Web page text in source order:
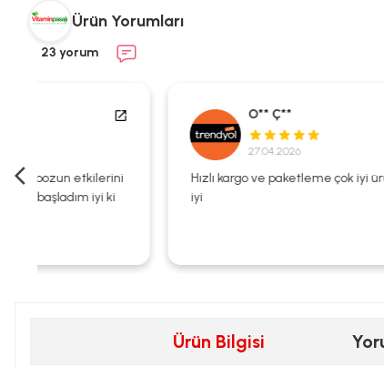
Ürün Yorumları
23 yorum
Hızlı kargo ve paketleme çok iyi ürün zaten kalitesi çok
iyi
Ürün Bilgisi